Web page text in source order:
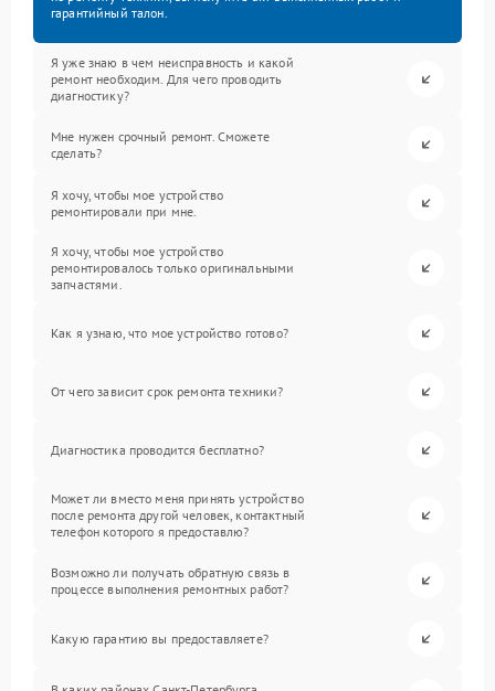
гарантийный талон.
Я уже знаю в чем неисправность и какой
ремонт необходим. Для чего проводить
диагностику?
Мне нужен срочный ремонт. Сможете
сделать?
Я хочу, чтобы мое устройство
ремонтировали при мне.
Я хочу, чтобы мое устройство
ремонтировалось только оригинальными
запчастями.
Как я узнаю, что мое устройство готово?
От чего зависит срок ремонта техники?
Диагностика проводится бесплатно?
Может ли вместо меня принять устройство
после ремонта другой человек, контактный
телефон которого я предоставлю?
Возможно ли получать обратную связь в
процессе выполнения ремонтных работ?
Какую гарантию вы предоставляете?